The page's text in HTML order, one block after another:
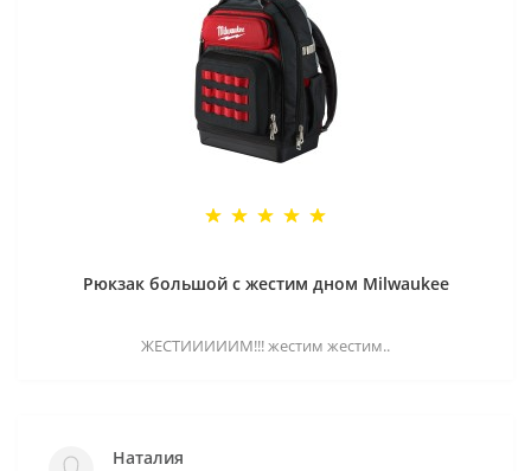
Рюкзак большой с жестим дном Milwaukee
ЖЕСТИИИИИМ!!! жестим жестим..
Наталия